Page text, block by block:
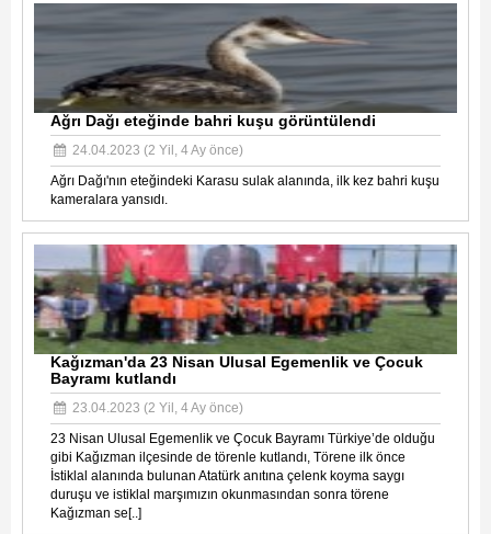
Ağrı Dağı eteğinde bahri kuşu görüntülendi
24.04.2023 (2 Yil, 4 Ay önce)
Ağrı Dağı'nın eteğindeki Karasu sulak alanında, ilk kez bahri kuşu
kameralara yansıdı.
Kağızman'da 23 Nisan Ulusal Egemenlik ve Çocuk
Bayramı kutlandı
23.04.2023 (2 Yil, 4 Ay önce)
23 Nisan Ulusal Egemenlik ve Çocuk Bayramı Türkiye’de olduğu
gibi Kağızman ilçesinde de törenle kutlandı, Törene ilk önce
İstiklal alanında bulunan Atatürk anıtına çelenk koyma saygı
duruşu ve istiklal marşımızın okunmasından sonra törene
Kağızman se[..]